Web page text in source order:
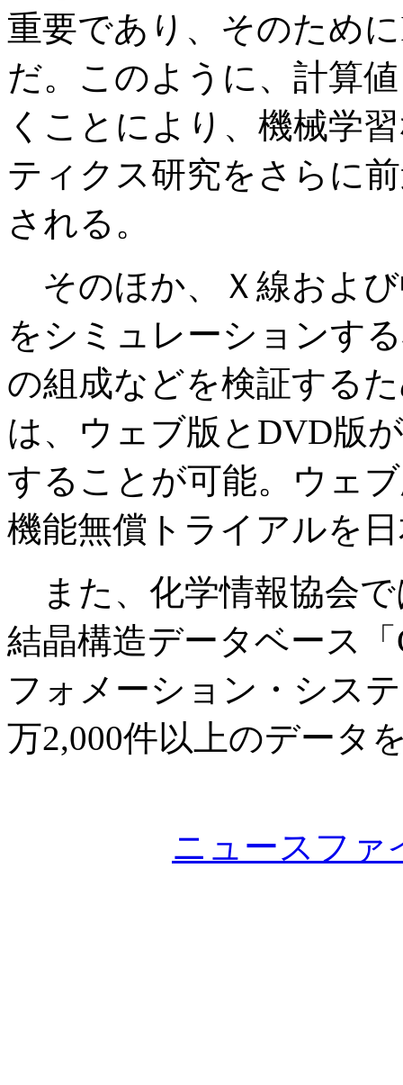
重要であり、そのため
だ。このように、計算
くことにより、機械学
ティクス研究をさらに
される。
そのほか、Ｘ線およ
をシミュレーションす
の組成などを検証する
は、ウェブ版とDVD版
することが可能。ウェ
機能無償トライアルを
また、化学情報協会
結晶構造データベース
フォメーション・シス
万2,000件以上のデータ
ニュースファ